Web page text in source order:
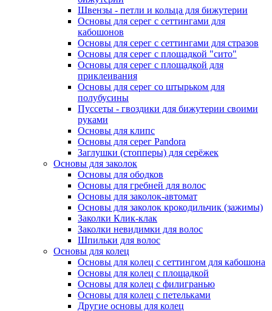
Швензы - петли и кольца для бижутерии
Основы для серег с сеттингами для
кабошонов
Основы для серег с сеттингами для стразов
Основы для серег с площадкой "сито"
Основы для серег с площадкой для
приклеивания
Основы для серег со штырьком для
полубусины
Пуссеты - гвоздики для бижутерии своими
руками
Основы для клипс
Основы для серег Pandora
Заглушки (стопперы) для серёжек
Основы для заколок
Основы для ободков
Основы для гребней для волос
Основы для заколок-автомат
Основы для заколок крокодильчик (зажимы)
Заколки Клик-клак
Заколки невидимки для волос
Шпильки для волос
Основы для колец
Основы для колец с сеттингом для кабошона
Основы для колец с площадкой
Основы для колец с филигранью
Основы для колец с петельками
Другие основы для колец